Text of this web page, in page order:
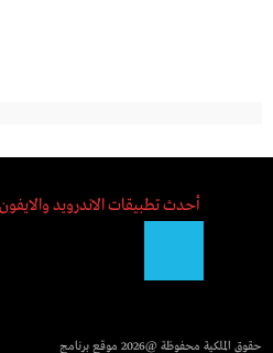
أحدث تطبيقات الاندرويد والايفون
حقوق الملكية محفوظة @2026 موقع برنامج